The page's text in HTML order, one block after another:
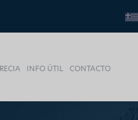
INFO ÚTIL CONTACTO